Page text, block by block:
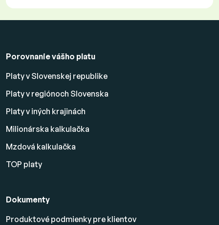
Porovnanie vášho platu
Platy v Slovenskej republike
Platy v regiónoch Slovenska
Platy v iných krajinách
Milionárska kalkulačka
Mzdová kalkulačka
TOP platy
Dokumenty
Produktové podmienky pre klientov